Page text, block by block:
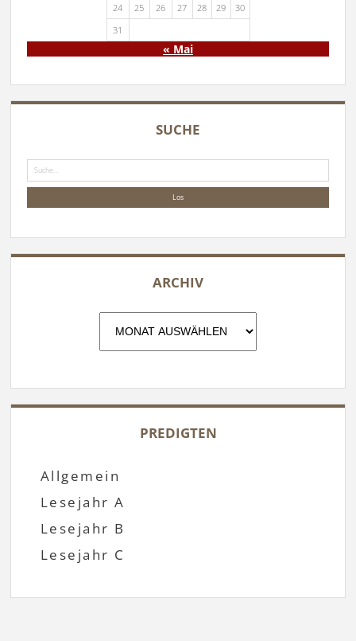
24
25 26 27 28 29
30
31
« Mai
SUCHE
ARCHIV
PREDIGTEN
Allgemein
Lesejahr A
Lesejahr B
Lesejahr C